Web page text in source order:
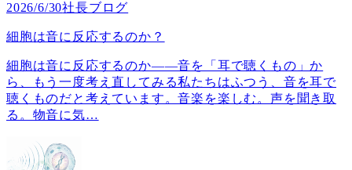
2026/6/30社長ブログ
細胞は音に反応するのか？
細胞は音に反応するのか――音を「耳で聴くもの」か
ら、もう一度考え直してみる私たちはふつう、音を耳で
聴くものだと考えています。音楽を楽しむ。声を聞き取
る。物音に気…